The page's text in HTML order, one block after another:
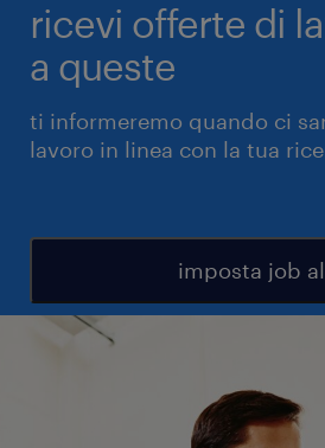
ricevi offerte di
a queste
ti informeremo quando ci
lavoro in linea con la tua
imposta job